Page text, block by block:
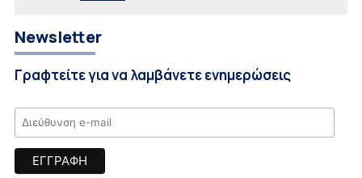
Newsletter
Γραφτείτε για να λαμβάνετε ενημερώσεις